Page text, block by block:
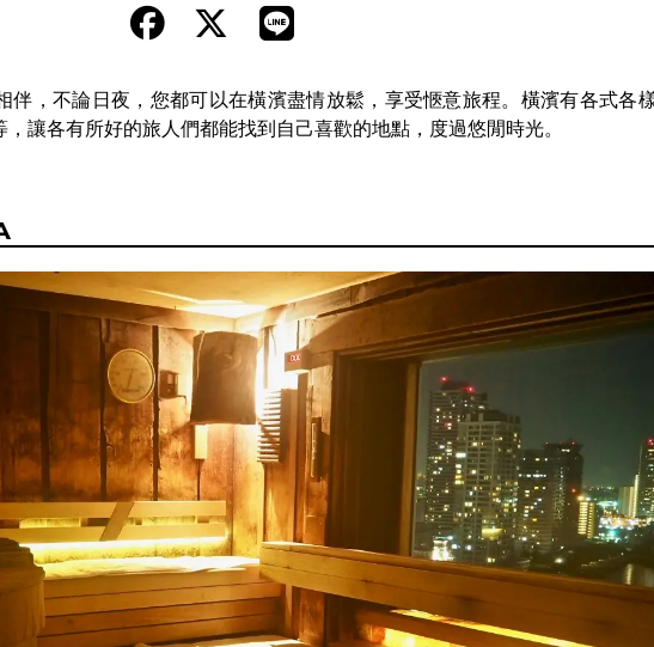
伴，不論日夜，您都可以在橫濱盡情放鬆，享受愜意旅程。橫濱有各式各
讓各有所好的旅人們都能找到自己喜歡的地點，度過悠閒時光。